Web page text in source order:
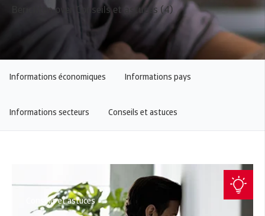
Berichten over Conseils et astuces (4)
Informations économiques Informations pays
Informations secteurs Conseils et astuces
Conseils et astuces